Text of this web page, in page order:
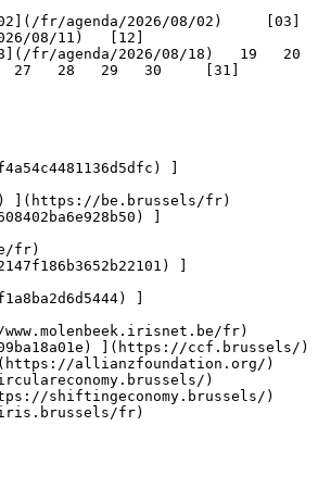
08/11)   [12]
fr/agenda/2026/08/18)   19   20
27   28   29   30     [31]
]
](https://be.brussels/fr)
]
fr)
]
]
fr)
](https://ccf.brussels/)
allianzfoundation.org/)
)
shiftingeconomy.brussels/)
fr)